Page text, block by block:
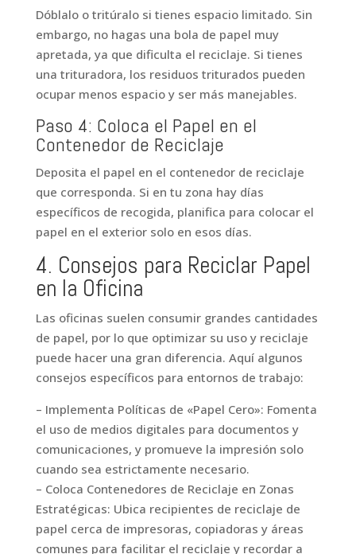
Dóblalo o tritúralo si tienes espacio limitado. Sin
embargo, no hagas una bola de papel muy
apretada, ya que dificulta el reciclaje. Si tienes
una trituradora, los residuos triturados pueden
ocupar menos espacio y ser más manejables.
Paso 4: Coloca el Papel en el
Contenedor de Reciclaje
Deposita el papel en el contenedor de reciclaje
que corresponda. Si en tu zona hay días
específicos de recogida, planifica para colocar el
papel en el exterior solo en esos días.
4. Consejos para Reciclar Papel
en la Oficina
Las oficinas suelen consumir grandes cantidades
de papel, por lo que optimizar su uso y reciclaje
puede hacer una gran diferencia. Aquí algunos
consejos específicos para entornos de trabajo:
– Implementa Políticas de «Papel Cero»: Fomenta
el uso de medios digitales para documentos y
comunicaciones, y promueve la impresión solo
cuando sea estrictamente necesario.
– Coloca Contenedores de Reciclaje en Zonas
Estratégicas: Ubica recipientes de reciclaje de
papel cerca de impresoras, copiadoras y áreas
comunes para facilitar el reciclaje y recordar a